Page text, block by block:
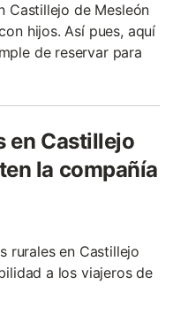
Castillejo de Mesleón
hijos. Así pues, aquí
de reservar para
en Castillejo
la compañía
rurales en Castillejo
a los viajeros de